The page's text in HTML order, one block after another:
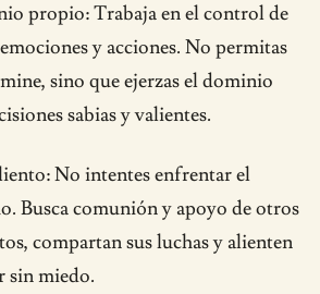
propio: Trabaja en el control de
y acciones. No permitas
sino que ejerzas el dominio
sabias y valientes.
No intentes enfrentar el
Busca comunión y apoyo de otros
compartan sus luchas y alienten
sin miedo.